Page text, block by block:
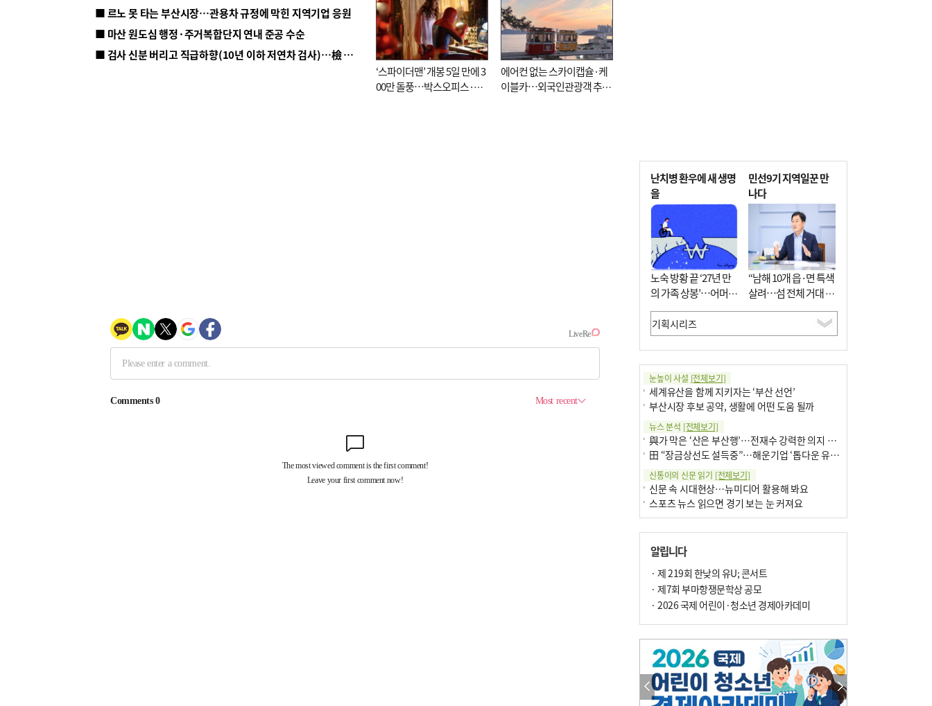
■ 르노 못 타는 부산시장…관용차 규정에 막힌 지역기업 응원
■ 마산 원도심 행정·주거복합단지 연내 준공 수순
■ 검사 신분 버리고 직급하향(10년 이하 저연차 검사)…檢 중수청행 기피
‘스파이더맨’ 개봉 5일 만에 3
00만 돌풍…박스오피스·예
에어컨 없는 스카이캡슐·케
이블카…외국인관광객 추억
난치병 환우에 새 생명
을
노숙 방황 끝 ‘27년 만
의 가족 상봉’…어머니
와 행복 꿈꿔
민선9기 지역일꾼 만
나다
“남해 10개 읍·면 특색
살려…섬 전체 거대 정
원으로 조성”
눈높이 사설 [전체보기]
세계유산을 함께 지키자는 ‘부산 선언’
부산시장 후보 공약, 생활에 어떤 도움 될까
뉴스 분석 [전체보기]
與가 막은 ‘산은 부산행’…전재수 강력한 의지 표명 없인 공염불
田 “장금상선도 설득중”…해운기업 ‘톱다운 유치전’ 가속
신통이의 신문 읽기 [전체보기]
신문 속 시대현상…뉴미디어 활용해 봐요
스포츠 뉴스 읽으면 경기 보는 눈 커져요
구·군 승진 축하화분 관행 없애자니 소상공인 울상
팩트체크[전체보기]
의령 한우산 털중나리
한 손 뉴스[전체보기]
시민이 개발한 폭염 대응 앱 ‘그늘로’ 길안내 지도 등 인기
골목 맛집 발굴 고메 셀렉션…부산시, 페스티벌 시월 연계
알립니다
· 제 219회 한낮의 유U; 콘서트
· 제7회 부마항쟁문학상 공모
· 2026 국제 어린이·청소년 경제아카데미